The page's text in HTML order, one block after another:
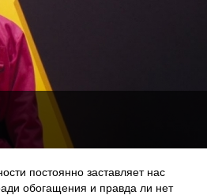
постоянно заставляет нас
обогащения и правда ли нет